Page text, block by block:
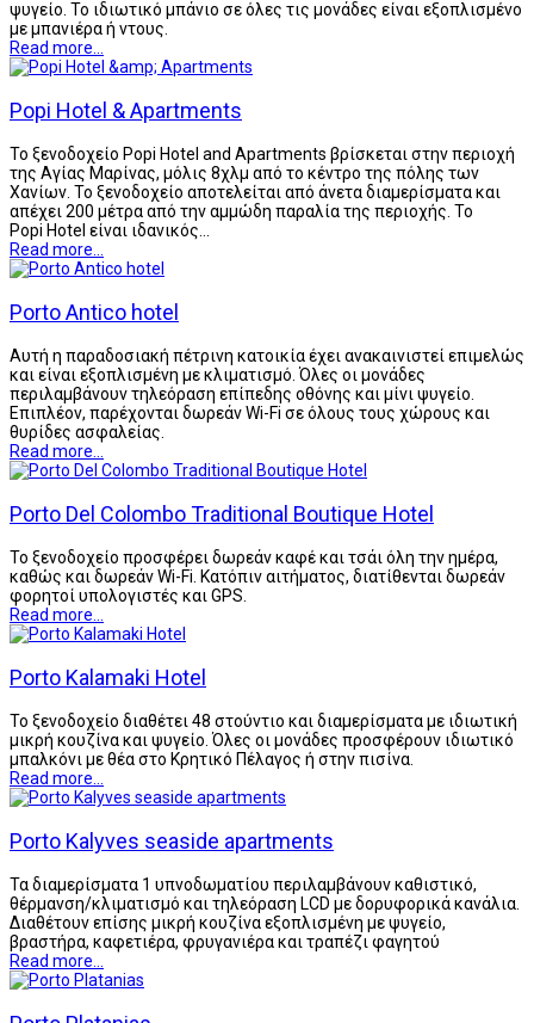
ψυγείο. Το ιδιωτικό μπάνιο σε όλες τις μονάδες είναι εξοπλισμένο
με μπανιέρα ή ντους.
Read more...
Popi Hotel & Apartments
Το ξενοδοχείο Popi Hotel and Apartments βρίσκεται στην περιοχή
της Αγίας Μαρίνας, μόλις 8χλμ από το κέντρο της πόλης των
Χανίων. Το ξενοδοχείο αποτελείται από άνετα διαμερίσματα και
απέχει 200 μέτρα από την αμμώδη παραλία της περιοχής. Το
Popi Hotel είναι ιδανικός…
Read more...
Porto Antico hotel
Αυτή η παραδοσιακή πέτρινη κατοικία έχει ανακαινιστεί επιμελώς
και είναι εξοπλισμένη με κλιματισμό. Όλες οι μονάδες
περιλαμβάνουν τηλεόραση επίπεδης οθόνης και μίνι ψυγείο.
Επιπλέον, παρέχονται δωρεάν Wi-Fi σε όλους τους χώρους και
θυρίδες ασφαλείας.
Read more...
Porto Del Colombo Traditional Boutique Hotel
Το ξενοδοχείο προσφέρει δωρεάν καφέ και τσάι όλη την ημέρα,
καθώς και δωρεάν Wi-Fi. Κατόπιν αιτήματος, διατίθενται δωρεάν
φορητοί υπολογιστές και GPS.
Read more...
Porto Kalamaki Hotel
Το ξενοδοχείο διαθέτει 48 στούντιο και διαμερίσματα με ιδιωτική
μικρή κουζίνα και ψυγείο. Όλες οι μονάδες προσφέρουν ιδιωτικό
μπαλκόνι με θέα στο Κρητικό Πέλαγος ή στην πισίνα.
Read more...
Porto Kalyves seaside apartments
Τα διαμερίσματα 1 υπνοδωματίου περιλαμβάνουν καθιστικό,
θέρμανση/κλιματισμό και τηλεόραση LCD με δορυφορικά κανάλια.
Διαθέτουν επίσης μικρή κουζίνα εξοπλισμένη με ψυγείο,
βραστήρα, καφετιέρα, φρυγανιέρα και τραπέζι φαγητού
Read more...